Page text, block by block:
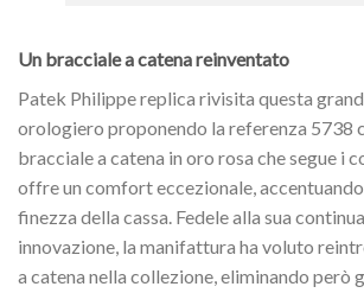
Un bracciale a catena reinventato
Patek Philippe replica rivisita questa
orologiero proponendo la referenza 5738
bracciale a catena in oro rosa che segue i
offre un comfort eccezionale,
finezza della cassa. Fedele alla sua
innovazione, la manifattura ha voluto
a catena nella collezione, eliminando però